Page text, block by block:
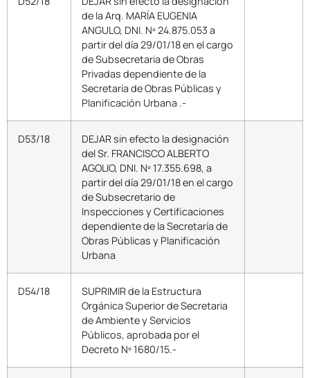
de la Arq. MARÍA EUGENIA
ANGULO, DNI. Nº 24.875.053 a
partir del día 29/01/18 en el cargo
de Subsecretaria de Obras
Privadas dependiente de la
Secretaría de Obras Públicas y
Planificación Urbana .-
D53/18
DEJAR sin efecto la designación
del Sr. FRANCISCO ALBERTO
AGOLIO, DNI. Nº 17.355.698, a
partir del día 29/01/18 en el cargo
de Subsecretario de
Inspecciones y Certificaciones
dependiente de la Secretaría de
Obras Públicas y Planificación
Urbana
D54/18
SUPRIMIR de la Estructura
Orgánica Superior de Secretaria
de Ambiente y Servicios
Públicos, aprobada por el
Decreto Nº 1680/15.-